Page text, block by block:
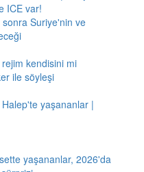
ICE var!
Suriye'nin ve
kendisini mi
ile söyleşi
Halep'te yaşananlar |
yaşananlar, 2026'da